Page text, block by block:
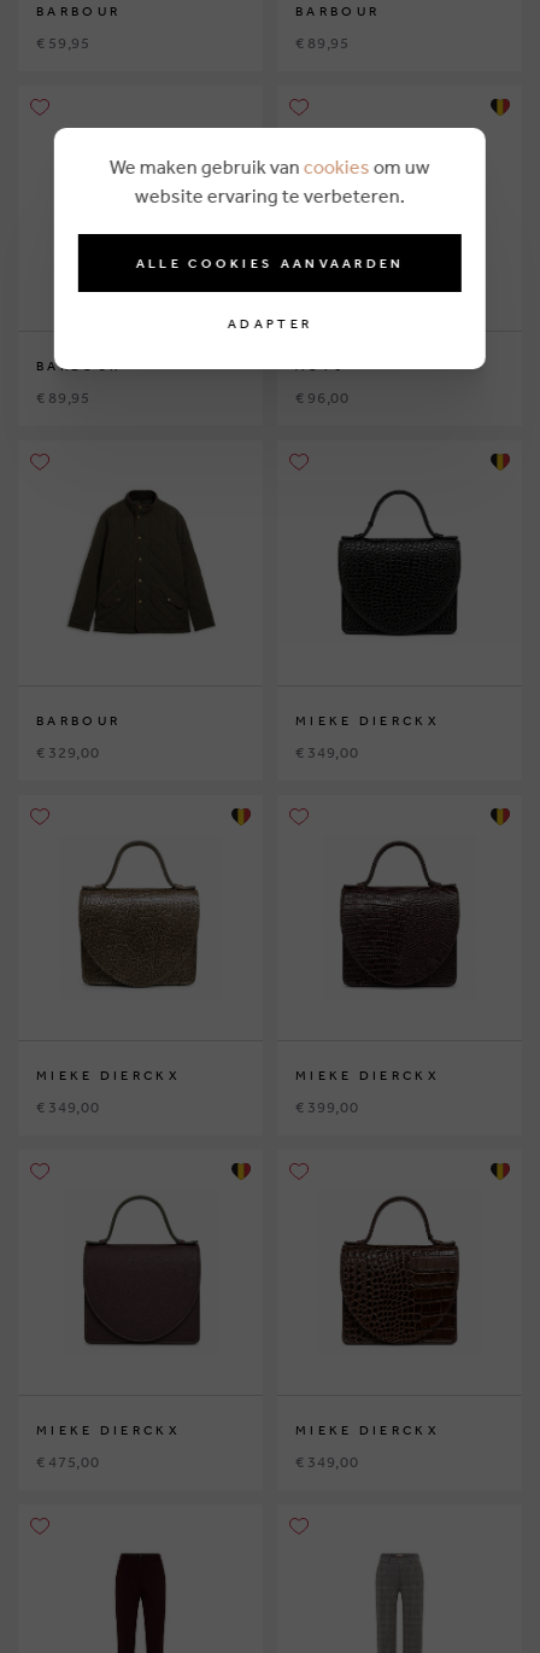
BARBOUR
€ 59,95
BARBOUR
€ 89,95
BARBOUR
€ 89,95
AO76
€ 96,00
BARBOUR
€ 329,00
MIEKE DIERCKX
€ 349,00
MIEKE DIERCKX
€ 349,00
MIEKE DIERCKX
€ 399,00
MIEKE DIERCKX
€ 475,00
MIEKE DIERCKX
€ 349,00
We maken gebruik van cookies om uw
website ervaring te verbeteren.
ALLE COOKIES AANVAARDEN
ADAPTER